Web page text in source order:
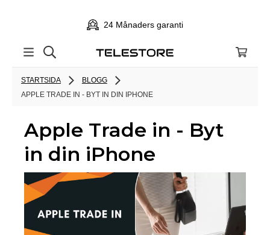
24 Månaders garanti
STARTSIDA
BLOGG
APPLE TRADE IN - BYT IN DIN IPHONE
Apple Trade in - Byt
in din iPhone